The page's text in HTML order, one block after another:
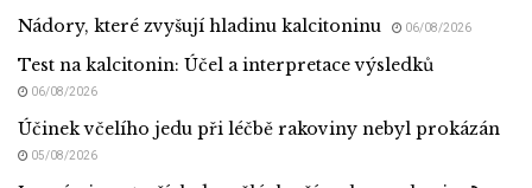
Nádory, které zvyšují hladinu kalcitoninu 06/08/2026
Test na kalcitonin: Účel a interpretace výsledků
06/08/2026
Účinek včelího jedu při léčbě rakoviny nebyl prokázán
05/08/2026